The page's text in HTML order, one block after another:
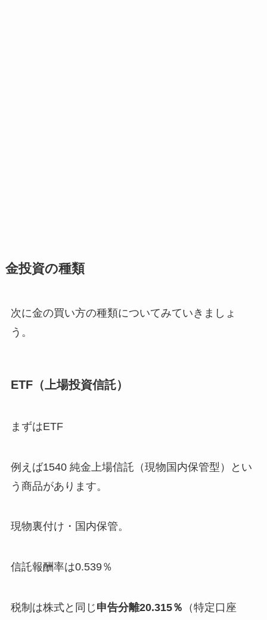
金投資の種類
次に金の買い方の種類についてみていきましょ
う。
ETF（上場投資信託）
まずはETF
例えば1540 純金上場信託（現物国内保管型）とい
う商品があります。
現物裏付け・国内保管。
信託報酬率は0.539％
税制は株式と同じ申告分離20.315％ （特定口座